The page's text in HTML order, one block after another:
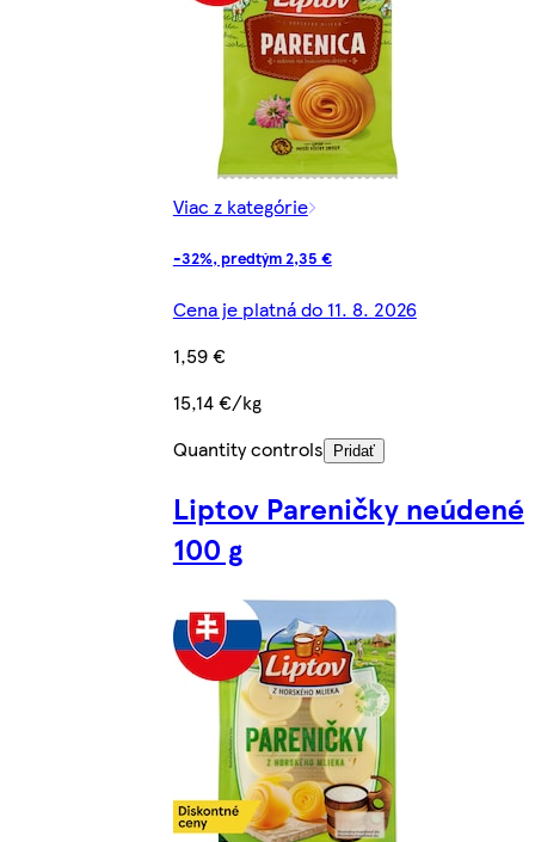
Viac z kategórie
-32%, predtým 2,35 €
Cena je platná do 11. 8. 2026
1,59 €
15,14 €/kg
Quantity controls
Pridať
Liptov Pareničky neúdené
100 g